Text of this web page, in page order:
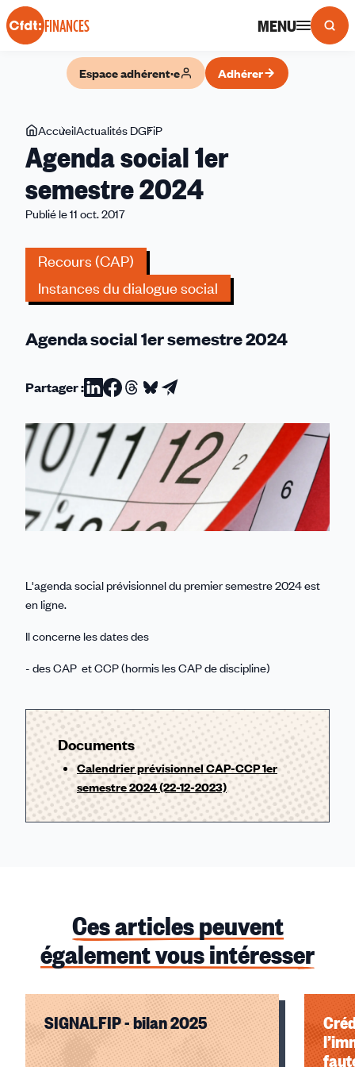
Panneau de gestion des cookies
FINANCES MENU
Espace adhérent·e Adhérer
Vous
êtes
ici
AccueilActualités DGFiP
social
1er
semestre
Agenda social 1er
semestre 2024
Publié le 11 oct. 2017
Recours (CAP)
Instances du dialogue social
Agenda social 1er semestre 2024
Partager :Partager
sur
Linkedin
Partager
sur
Facebook
Partager
sur
Threads
Partager
sur
Bluesky
Partager
par
email
L'agenda social prévisionnel du premier semestre 2024 est
en ligne.
Il concerne les dates des
- des CAP et CCP (hormis les CAP de discipline)
Documents
Calendrier prévisionnel CAP-CCP 1er
semestre 2024 (22-12-2023)
Ces articles peuvent
également vous intéresser
SIGNALFIP - bilan 2025